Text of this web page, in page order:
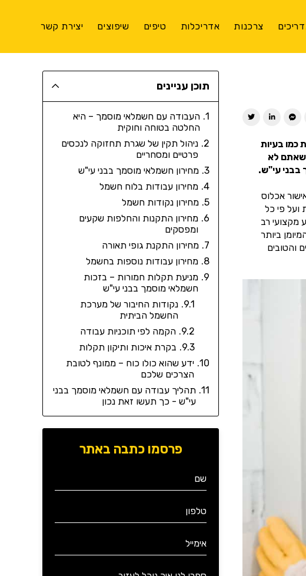
צרכנות אדריכלות טיפים שיפוצים יצירת קשר
כמו בעיות
שאתם לא
בבני עי"ש.
אכלוס
פי כל
מקצועי רב
ביותר
והטובים
תוכן עניינים
העבודה עם חשמלאי מוסמך – היא
החלטה בטוחה וחוקית
ניהול תקין של שגרת תחזוקה לנכסים
פרטיים ומסחריים
מחירון חשמלאי מוסמך בבני עי"ש
מחירון עבודות בלוח חשמל
מחירון נקודות חשמל
מחירון התקנות והחלפות שקעים
ומפסקים
מחירון התקנת גופי תאורה
מחירון עבודות נוספות בחשמל
מניעת תקלות חמורות – בזכות
חשמלאי מוסמך בבני עי"ש
נקודות החיבור של מערכת
החשמל הביתית
הקמה לפי תוכניות עבודה
בקרת איכות ותיקון תקלות
ידע שהוא כולו כוח – ממונף לטובת
הצרכים שלכם
תהליך עבודה עם חשמלאי מוסמך בבני
עי"ש - כך תעשו זאת נכון
פרסמו כתבה באתר